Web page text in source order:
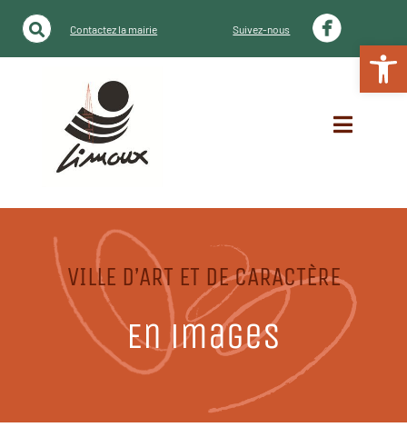
Ouvrir
Contactez la mairie Suivez-nous
VILLE D’ART ET DE CARACTÈRE
En images